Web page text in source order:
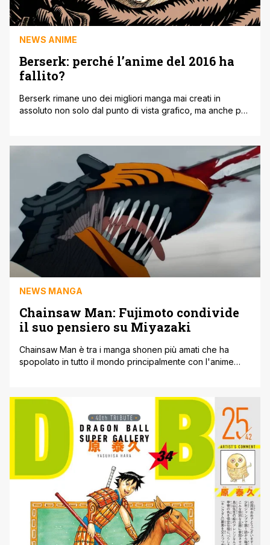
NEWS ANIME
Berserk: perché l’anime del 2016 ha
fallito?
Berserk rimane uno dei migliori manga mai creati in
assoluto non solo dal punto di vista grafico, ma anche per
portare Berserk a diventare una serie leggendaria. Non a
caso si tratta di una delle serie [']
NEWS MANGA
Chainsaw Man: Fujimoto condivide
il suo pensiero su Miyazaki
Chainsaw Man è tra i manga shonen più amati che ha
spopolato in tutto il mondo principalmente con l'anime
indirizzate alla leggenda di Studio Ghibli, Hayao Miyazaki.
Il riferimento è arrivato dopo una considerazione che il
mangaka di Chainsaw Man stava [']